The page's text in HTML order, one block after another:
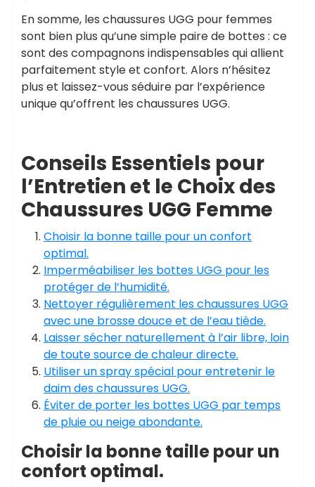
En somme, les chaussures UGG pour femmes
sont bien plus qu’une simple paire de bottes : ce
sont des compagnons indispensables qui allient
parfaitement style et confort. Alors n’hésitez
plus et laissez-vous séduire par l’expérience
unique qu’offrent les chaussures UGG.
Conseils Essentiels pour
l’Entretien et le Choix des
Chaussures UGG Femme
Choisir la bonne taille pour un confort
optimal.
Imperméabiliser les bottes UGG pour les
protéger de l’humidité.
Nettoyer régulièrement les chaussures UGG
avec une brosse douce et de l’eau tiède.
Laisser sécher naturellement à l’air libre, loin
de toute source de chaleur directe.
Utiliser un spray spécial pour entretenir le
daim des chaussures UGG.
Éviter de porter les bottes UGG par temps
de pluie ou neige abondante.
Choisir la bonne taille pour un
confort optimal.